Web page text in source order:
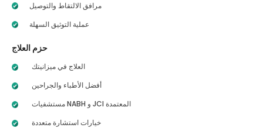
مرافق الالتقاط والتوصيل
عملية التوثيق السهلة
حزم العلاج
العلاج في ميزانيتك
أفضل الأطباء والجراحين
مستشفيات NABH و JCI المعتمدة
خيارات استشارة متعددة